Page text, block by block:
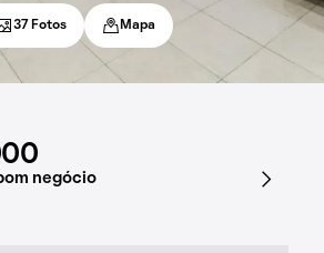
negócio
37 Fotos Mapa